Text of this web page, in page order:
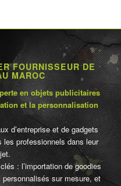
FOURNISSEUR DE
MAROC
en objets publicitaires
et la personnalisation
d’entreprise et de gadgets
les professionnels dans leur
: l’importation de goodies
sur mesure, et